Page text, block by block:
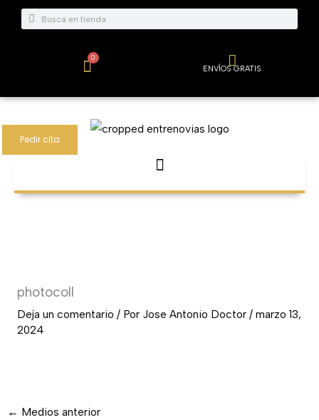
Buscar
Buscar
0
Carrito ENVÍOS GRATIS
Pedir cita
photocoll
Deja un comentario / Por Jose Antonio Doctor / marzo 13,
2024
← Medios anterior